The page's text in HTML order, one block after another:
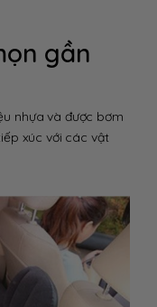
gần
nhựa và được bơm
xúc với các vật